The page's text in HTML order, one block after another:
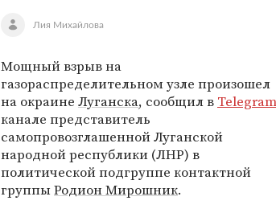
Лия Михайлова
Мощный взрыв на
газораспределительном узле произошел
на окраине Луганска, сообщил в Telegram
канале представитель
самопровозглашенной Луганской
народной республики (ЛНР) в
политической подгруппе контактной
группыРодион Мирошник.